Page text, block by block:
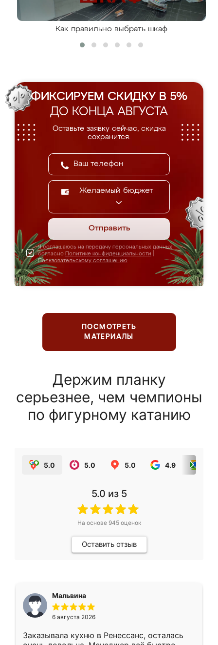
Как правильно выбрать шкаф
ФИКСИРУЕМ СКИДКУ В 5%
ДО КОНЦА АВГУСТА
Оставьте заявку сейчас, скидка
сохранится.
Желаемый бюджет
Отправить
Я соглашаюсь на передачу персональных данных
согласно Политике конфиденциальности
Пользовательскому соглашению
ПОСМОТРЕТЬ
МАТЕРИАЛЫ
Держим планку
серьезнее, чем чемпионы
по фигурному катанию
5.0 5.0 5.0 4.9
5.0 из 5
На основе 945оценок
Оставить отзыв
Мальвина
6 августа 2026
Заказывала кухню в Ренессанс, осталась